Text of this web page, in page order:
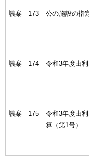
議案
173 公の施設の指
議案
174 令和3年度由
議案
175
令和3年度由
算（第1号）